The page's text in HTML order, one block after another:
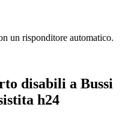
un risponditore automatico.
disabili a Bussi
h24